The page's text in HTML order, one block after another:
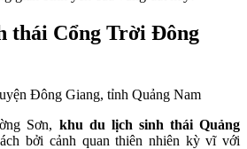
thái Cổng Trời Đông
Đông Giang, tỉnh Quảng Nam
Sơn, khu du lịch sinh thái Quảng
bởi cảnh quan thiên nhiên kỳ vĩ với